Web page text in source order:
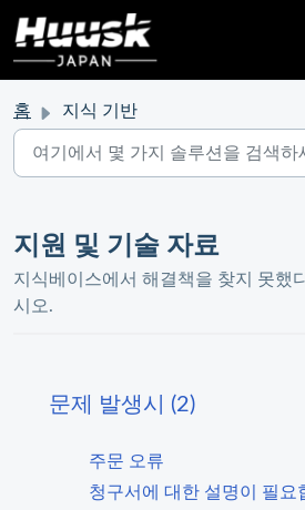
홈 지식 기반
지원 및 기술 자료
지식베이스에서 해결책을 찾지 못했
시오.
문제 발생시 (2)
주문 오류
청구서에 대한 설명이 필요